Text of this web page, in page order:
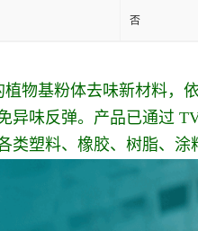
否
植物基粉体去味新材料，
异味反弹。产品已通过
类塑料、橡胶、树脂、